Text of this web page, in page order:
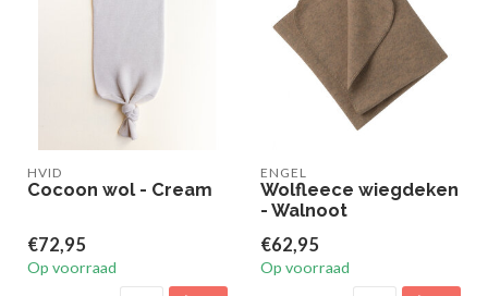
HVID
Cocoon wol - Cream
€72,95
Op voorraad
ENGEL
Wolfleece wiegdeken
- Walnoot
€62,95
Op voorraad